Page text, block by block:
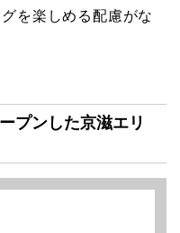
を楽しめる配慮がな
プンした京滋エリ